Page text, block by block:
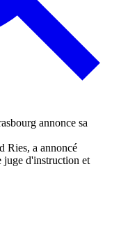
Ries, a annoncé
juge d'instruction et